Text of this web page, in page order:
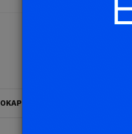
OKAPI VIAJES